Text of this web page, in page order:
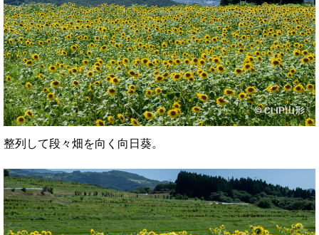
整列して段々畑を向く向日葵。